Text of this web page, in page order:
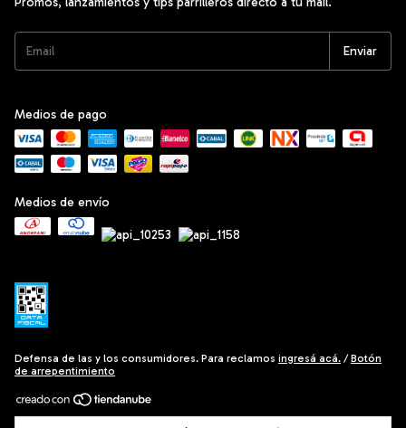
Medios de pago
Medios de envío
Defensa de las y los consumidores. Para reclamos ingresá acá. / Botón
de arrepentimiento
Copyright Grill West - 30715219448 - 2026. Todos los derechos